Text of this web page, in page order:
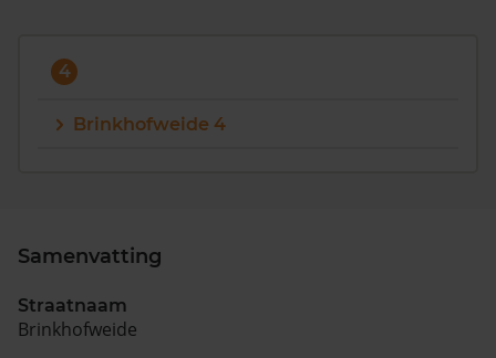
088 220 4200
4
Brinkhofweide 4
Samenvatting
Straatnaam
Brinkhofweide